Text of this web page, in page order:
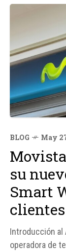
BLOG May
su
Smart
clientes
Introducción al
operadora de